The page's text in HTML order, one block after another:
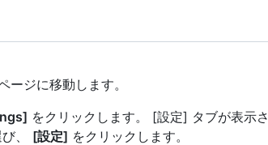
ジに移動します。
をクリックします。 [設定] タブが表示さ
、 [設定] をクリックします。